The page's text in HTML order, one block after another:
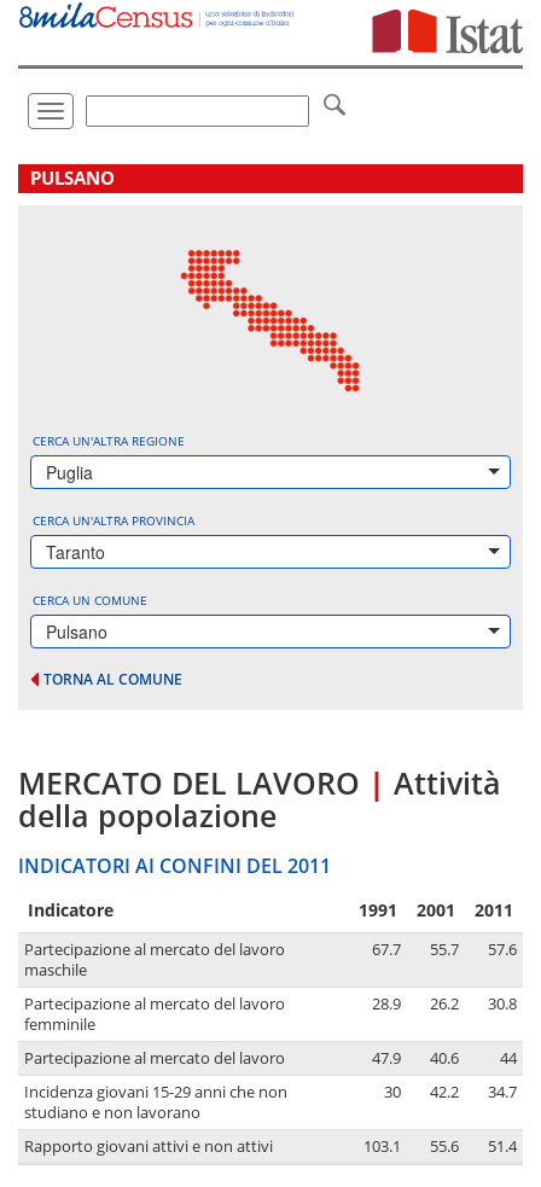
Vai
direttamente
Toggle
navigation
.
PULSANO
CERCA UN'ALTRA REGIONE
Puglia
CERCA UN'ALTRA PROVINCIA
Taranto
CERCA UN COMUNE
Pulsano
TORNA AL COMUNE
MERCATO DEL LAVORO | Attività
della popolazione
INDICATORI AI CONFINI DEL 2011
Indicatore 1991 2001 2011
Partecipazione al mercato del lavoro
maschile
67.7 55.7 57.6
Partecipazione al mercato del lavoro
femminile
28.9 26.2 30.8
Partecipazione al mercato del lavoro 47.9 40.6
44
Incidenza giovani 15-29 anni che non
studiano e non lavorano
30 42.2 34.7
Rapporto giovani attivi e non attivi 103.1 55.6 51.4